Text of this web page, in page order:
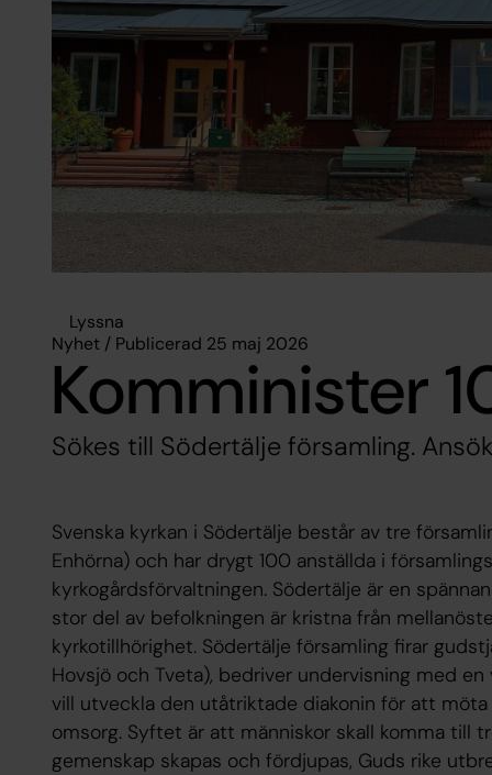
Lyssna
Nyhet / Publicerad 25 maj 2026
Komminister
Sökes till Södertälje församling.
Svenska kyrkan i Södertälje består av tre
Enhörna) och har drygt 100 anställda i
kyrkogårdsförvaltningen. Södertälje är en
stor del av befolkningen är kristna från
kyrkotillhörighet. Södertälje församling firar
Hovsjö och Tveta), bedriver undervisning med
vill utveckla den utåtriktade diakonin för att
omsorg. Syftet är att människor skall komma till
gemenskap skapas och fördjupas, Guds rike